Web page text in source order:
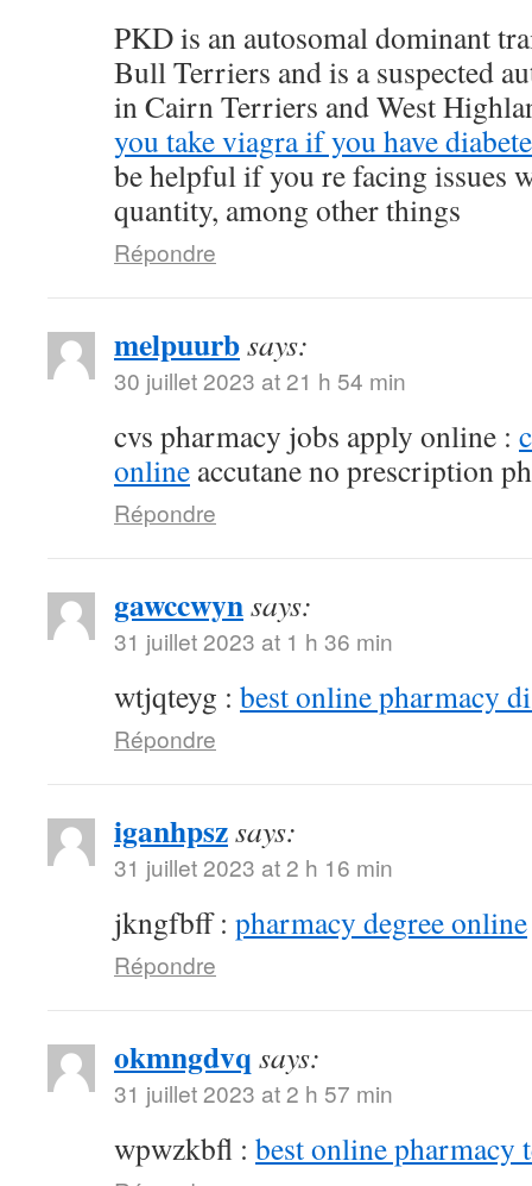
PKD is an autosomal dominant
Bull Terriers and is a suspected
in Cairn Terriers and West
you take viagra if you have
be helpful if you re facing issues
quantity, among other things
Répondre
melpuurbsays:
30 juillet 2023 at 21 h 54 min
cvs pharmacy jobs apply online :
online accutane no prescription
Répondre
gawccwynsays:
31 juillet 2023 at 1 h 36 min
wtjqteyg : best online pharmacy
Répondre
iganhpszsays:
31 juillet 2023 at 2 h 16 min
jkngfbff : pharmacy degree online
Répondre
okmngdvq says:
31 juillet 2023 at 2 h 57 min
wpwzkbfl : best online pharmacy